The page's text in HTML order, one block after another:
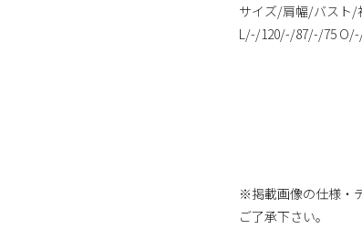
サイズ/肩幅/バスト
L/-/120/-/87/-/75
※掲載画像の仕様・
ご了承下さい。